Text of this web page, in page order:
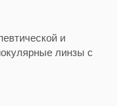
и
линзы с